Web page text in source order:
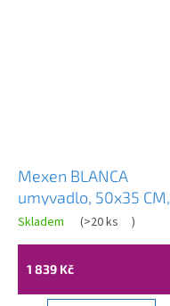
Mexen BLANCA
umyvadlo, 50x35 CM,
bílá, 21105000
Průměrné
4,0
Skladem (>20 ks )
1 839 Kč